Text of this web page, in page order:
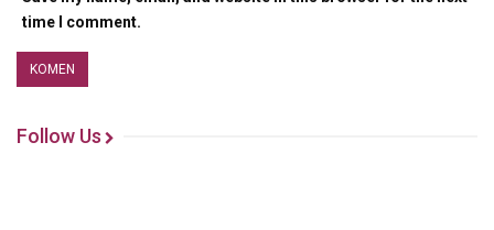
time I comment.
Follow Us